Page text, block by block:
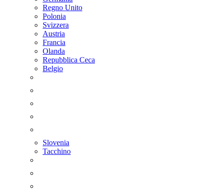
Regno Unito
Polonia
Svizzera
Austria
Francia
Olanda
Repubblica Ceca
Belgio
Slovenia
Tacchino